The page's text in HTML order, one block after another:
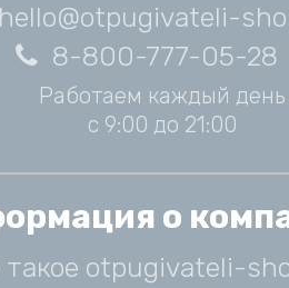
hello@otpugivateli-
8-800-777-05-28
Работаем каждый день
с 9:00 до 21:00
о
такое otpugivateli-